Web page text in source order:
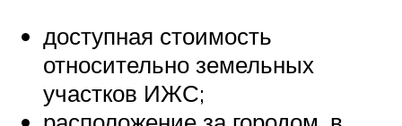
доступная стоимость
относительно земельных
участков ИЖС;